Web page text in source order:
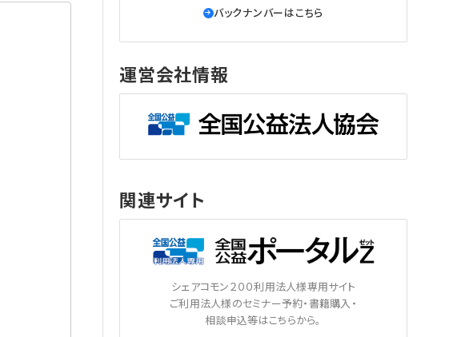
バックナンバーはこちら
運営会社情報
関連サイト
シェアコモン２００利用法人様専用サイト
ご利用法人様のセミナー予約・書籍購入・
相談申込等はこちらから。